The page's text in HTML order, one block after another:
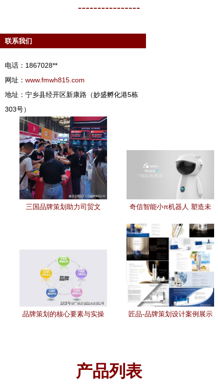
----------------
联系我们
电话：1867028**
网址： www.fmwh815.com
地址：宁乡县经开区新康路（妙盛孵化港5栋
303号）
三国品牌策划助力司贸文
奇信智能小π机器人 塑造未
品牌策划的核心要素与实操
匠品-品牌策划设计案例展示
产品列表